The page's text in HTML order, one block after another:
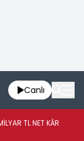
Canlı
TL NET KÂR